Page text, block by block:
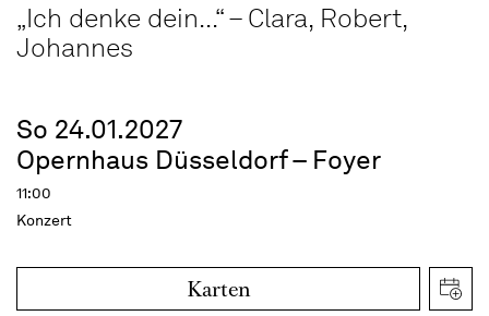
„Ich denke dein...“ – Clara, Robert,
Johannes
So 24.01.2027
Opernhaus Düsseldorf – Foyer
11:00
Konzert
Karten